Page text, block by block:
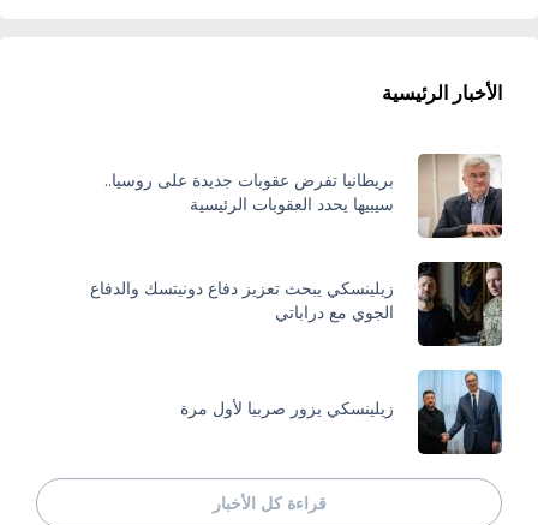
الأخبار الرئيسية
بريطانيا تفرض عقوبات جديدة على روسيا..
سيبيها يحدد العقوبات الرئيسية
زيلينسكي يبحث تعزيز دفاع دونيتسك والدفاع
الجوي مع دراباتي
زيلينسكي يزور صربيا لأول مرة
قراءة كل الأخبار